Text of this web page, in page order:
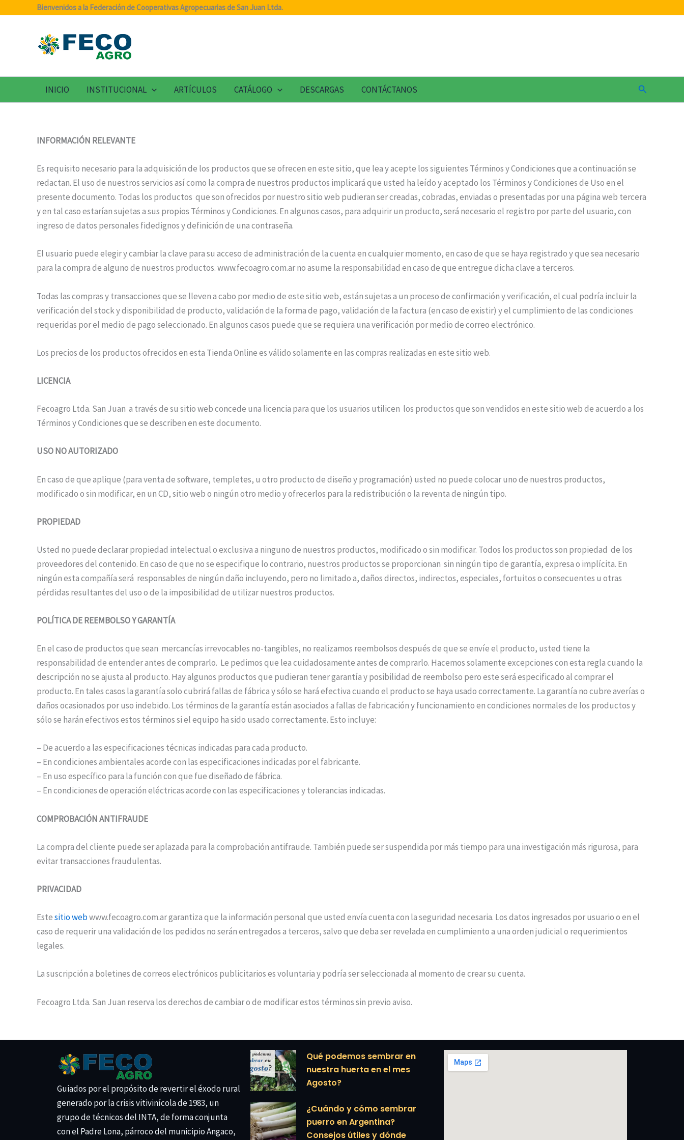
Bienvenidos a la Federación de Cooperativas Agropecuarias de San Juan Ltda.
INICIO INSTITUCIONAL ARTÍCULOS CATÁLOGO DESCARGAS CONTÁCTANOS Buscar
INFORMACIÓN RELEVANTE
Es requisito necesario para la adquisición de los productos que se ofrecen en este sitio, que lea y acepte los siguientes Términos y Condiciones que a continuación se
redactan. El uso de nuestros servicios así como la compra de nuestros productos implicará que usted ha leído y aceptado los Términos y Condiciones de Uso en el
presente documento. Todas los productos que son ofrecidos por nuestro sitio web pudieran ser creadas, cobradas, enviadas o presentadas por una página web tercera
y en tal caso estarían sujetas a sus propios Términos y Condiciones. En algunos casos, para adquirir un producto, será necesario el registro por parte del usuario, con
ingreso de datos personales fidedignos y definición de una contraseña.
El usuario puede elegir y cambiar la clave para su acceso de administración de la cuenta en cualquier momento, en caso de que se haya registrado y que sea necesario
para la compra de alguno de nuestros productos. www.fecoagro.com.ar no asume la responsabilidad en caso de que entregue dicha clave a terceros.
Todas las compras y transacciones que se lleven a cabo por medio de este sitio web, están sujetas a un proceso de confirmación y verificación, el cual podría incluir la
verificación del stock y disponibilidad de producto, validación de la forma de pago, validación de la factura (en caso de existir) y el cumplimiento de las condiciones
requeridas por el medio de pago seleccionado. En algunos casos puede que se requiera una verificación por medio de correo electrónico.
Los precios de los productos ofrecidos en esta Tienda Online es válido solamente en las compras realizadas en este sitio web.
LICENCIA
Fecoagro Ltda. San Juan a través de su sitio web concede una licencia para que los usuarios utilicen los productos que son vendidos en este sitio web de acuerdo a los
Términos y Condiciones que se describen en este documento.
USO NO AUTORIZADO
En caso de que aplique (para venta de software, templetes, u otro producto de diseño y programación) usted no puede colocar uno de nuestros productos,
modificado o sin modificar, en un CD, sitio web o ningún otro medio y ofrecerlos para la redistribución o la reventa de ningún tipo.
PROPIEDAD
Usted no puede declarar propiedad intelectual o exclusiva a ninguno de nuestros productos, modificado o sin modificar. Todos los productos son propiedad de los
proveedores del contenido. En caso de que no se especifique lo contrario, nuestros productos se proporcionan sin ningún tipo de garantía, expresa o implícita. En
ningún esta compañía será responsables de ningún daño incluyendo, pero no limitado a, daños directos, indirectos, especiales, fortuitos o consecuentes u otras
pérdidas resultantes del uso o de la imposibilidad de utilizar nuestros productos.
POLÍTICA DE REEMBOLSO Y GARANTÍA
En el caso de productos que sean mercancías irrevocables no-tangibles, no realizamos reembolsos después de que se envíe el producto, usted tiene la
responsabilidad de entender antes de comprarlo. Le pedimos que lea cuidadosamente antes de comprarlo. Hacemos solamente excepciones con esta regla cuando la
descripción no se ajusta al producto. Hay algunos productos que pudieran tener garantía y posibilidad de reembolso pero este será especificado al comprar el
producto. En tales casos la garantía solo cubrirá fallas de fábrica y sólo se hará efectiva cuando el producto se haya usado correctamente. La garantía no cubre averías o
daños ocasionados por uso indebido. Los términos de la garantía están asociados a fallas de fabricación y funcionamiento en condiciones normales de los productos y
sólo se harán efectivos estos términos si el equipo ha sido usado correctamente. Esto incluye:
– De acuerdo a las especificaciones técnicas indicadas para cada producto.
– En condiciones ambientales acorde con las especificaciones indicadas por el fabricante.
– En uso específico para la función con que fue diseñado de fábrica.
– En condiciones de operación eléctricas acorde con las especificaciones y tolerancias indicadas.
COMPROBACIÓN ANTIFRAUDE
La compra del cliente puede ser aplazada para la comprobación antifraude. También puede ser suspendida por más tiempo para una investigación más rigurosa, para
evitar transacciones fraudulentas.
PRIVACIDAD
Estesitio webwww.fecoagro.com.ar garantiza que la información personal que usted envía cuenta con la seguridad necesaria. Los datos ingresados por usuario o en el
caso de requerir una validación de los pedidos no serán entregados a terceros, salvo que deba ser revelada en cumplimiento a una orden judicial o requerimientos
legales.
La suscripción a boletines de correos electrónicos publicitarios es voluntaria y podría ser seleccionada al momento de crear su cuenta.
Fecoagro Ltda. San Juan reserva los derechos de cambiar o de modificar estos términos sin previo aviso.
Guiados por el propósito de revertir el éxodo rural
generado por la crisis vitivinícola de 1983, un
grupo de técnicos del INTA, de forma conjunta
con el Padre Lona, párroco del municipio Angaco,
Qué podemos sembrar en
nuestra huerta en el mes
Agosto?
¿Cuándo y cómo sembrar
puerro en Argentina?
Consejos útiles y dónde